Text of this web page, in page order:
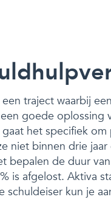
traject waarbij
goede
het specifiek
niet binnen drie
bepalen de duur
is afgelost. Aktiva
kun je